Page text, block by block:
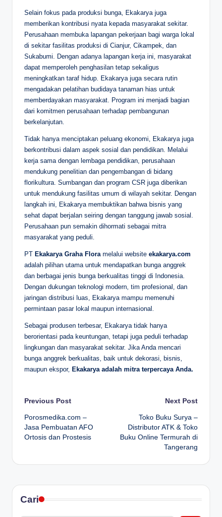
Selain fokus pada produksi bunga, Ekakarya juga
memberikan kontribusi nyata kepada masyarakat sekitar.
Perusahaan membuka lapangan pekerjaan bagi warga lokal
di sekitar fasilitas produksi di Cianjur, Cikampek, dan
Sukabumi. Dengan adanya lapangan kerja ini, masyarakat
dapat memperoleh penghasilan tetap sekaligus
meningkatkan taraf hidup. Ekakarya juga secara rutin
mengadakan pelatihan budidaya tanaman hias untuk
memberdayakan masyarakat. Program ini menjadi bagian
dari komitmen perusahaan terhadap pembangunan
berkelanjutan.
Tidak hanya menciptakan peluang ekonomi, Ekakarya juga
berkontribusi dalam aspek sosial dan pendidikan. Melalui
kerja sama dengan lembaga pendidikan, perusahaan
mendukung penelitian dan pengembangan di bidang
florikultura. Sumbangan dan program CSR juga diberikan
untuk mendukung fasilitas umum di wilayah sekitar. Dengan
langkah ini, Ekakarya membuktikan bahwa bisnis yang
sehat dapat berjalan seiring dengan tanggung jawab sosial.
Perusahaan pun semakin dihormati sebagai mitra
masyarakat yang peduli.
PT Ekakarya Graha Flora melalui website ekakarya.com
adalah pilihan utama untuk mendapatkan bunga anggrek
dan berbagai jenis bunga berkualitas tinggi di Indonesia.
Dengan dukungan teknologi modern, tim profesional, dan
jaringan distribusi luas, Ekakarya mampu memenuhi
permintaan pasar lokal maupun internasional.
Sebagai produsen terbesar, Ekakarya tidak hanya
berorientasi pada keuntungan, tetapi juga peduli terhadap
lingkungan dan masyarakat sekitar. Jika Anda mencari
bunga anggrek berkualitas, baik untuk dekorasi, bisnis,
maupun ekspor, Ekakarya adalah mitra terpercaya Anda.
Post
navigation
Previous Post
Porosmedika.com –
Jasa Pembuatan AFO
Ortosis dan Prostesis
Next Post
Toko Buku Surya –
Distributor ATK & Toko
Buku Online Termurah di
Tangerang
Cari